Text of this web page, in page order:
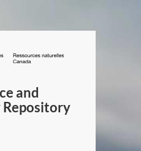
/
Canada
and
Repository